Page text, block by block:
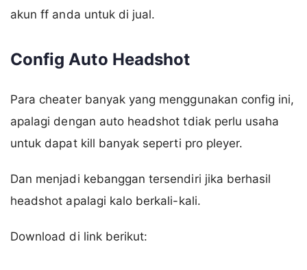
akun ff anda untuk di jual.
Config Auto Headshot
Para cheater banyak yang menggunakan config ini,
apalagi dengan auto headshot tdiak perlu usaha
untuk dapat kill banyak seperti pro pleyer.
Dan menjadi kebanggan tersendiri jika berhasil
headshot apalagi kalo berkali-kali.
Download di link berikut: